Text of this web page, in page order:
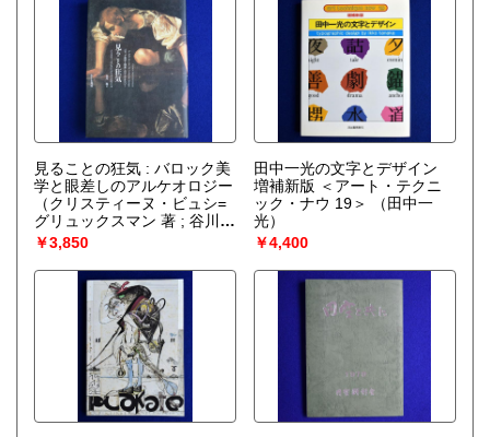
見ることの狂気 : バロック美
学と眼差しのアルケオロジー
（クリスティーヌ・ビュシ=
グリュックスマン 著 ; 谷川渥
訳）
￥3,850
田中一光の文字とデザイン
増補新版 ＜アート・テクニ
ック・ナウ 19＞
（田中一
光）
￥4,400